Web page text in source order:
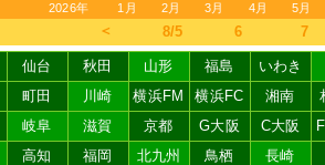
2026年 1月 2月 3月 4月 5月
＜ 8/5 6 7
仙台 秋田 山形 福島
いわき
町田 川崎 横浜FM 横浜FC 湘南
岐阜 滋賀 京都 G大阪 C大阪
高知 福岡 北九州 鳥栖 長崎